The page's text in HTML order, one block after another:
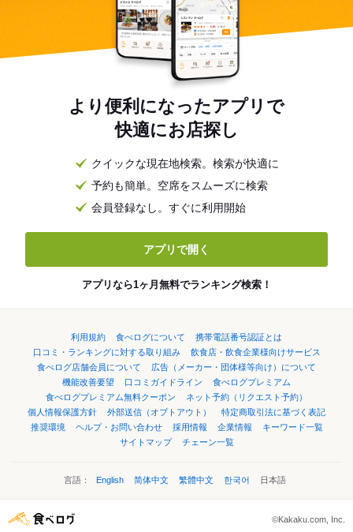
より便利になったアプリで
快適にお店探し
クイックな現在地検索。検索が快適に
予約も簡単。空席をスムーズに検索
会員登録なし。すぐに利用開始
アプリで開く
アプリなら1ヶ月無料でランキング検索！
利用規約 食べログについて
携帯電話番号認証とは
口コミ・ランキングに対する取り組み
飲食店・飲食企業様向けサービス
食べログ店舗会員について
広告（メーカー・団体様等向け）について
機能改善要望
口コミガイドライン
食べログプレミアム
食べログプレミアム無料クーポン
ネット予約（リクエスト予約）
個人情報保護方針
外部送信（オプトアウト）
特定商取引法に基づく表記
推奨環境
ヘルプ・お問い合わせ 採用情報 企業情報
キーワード一覧
サイトマップ
チェーン一覧
言語： English 简体中文 繁體中文 한국어 日本語
©Kakaku.com, Inc.